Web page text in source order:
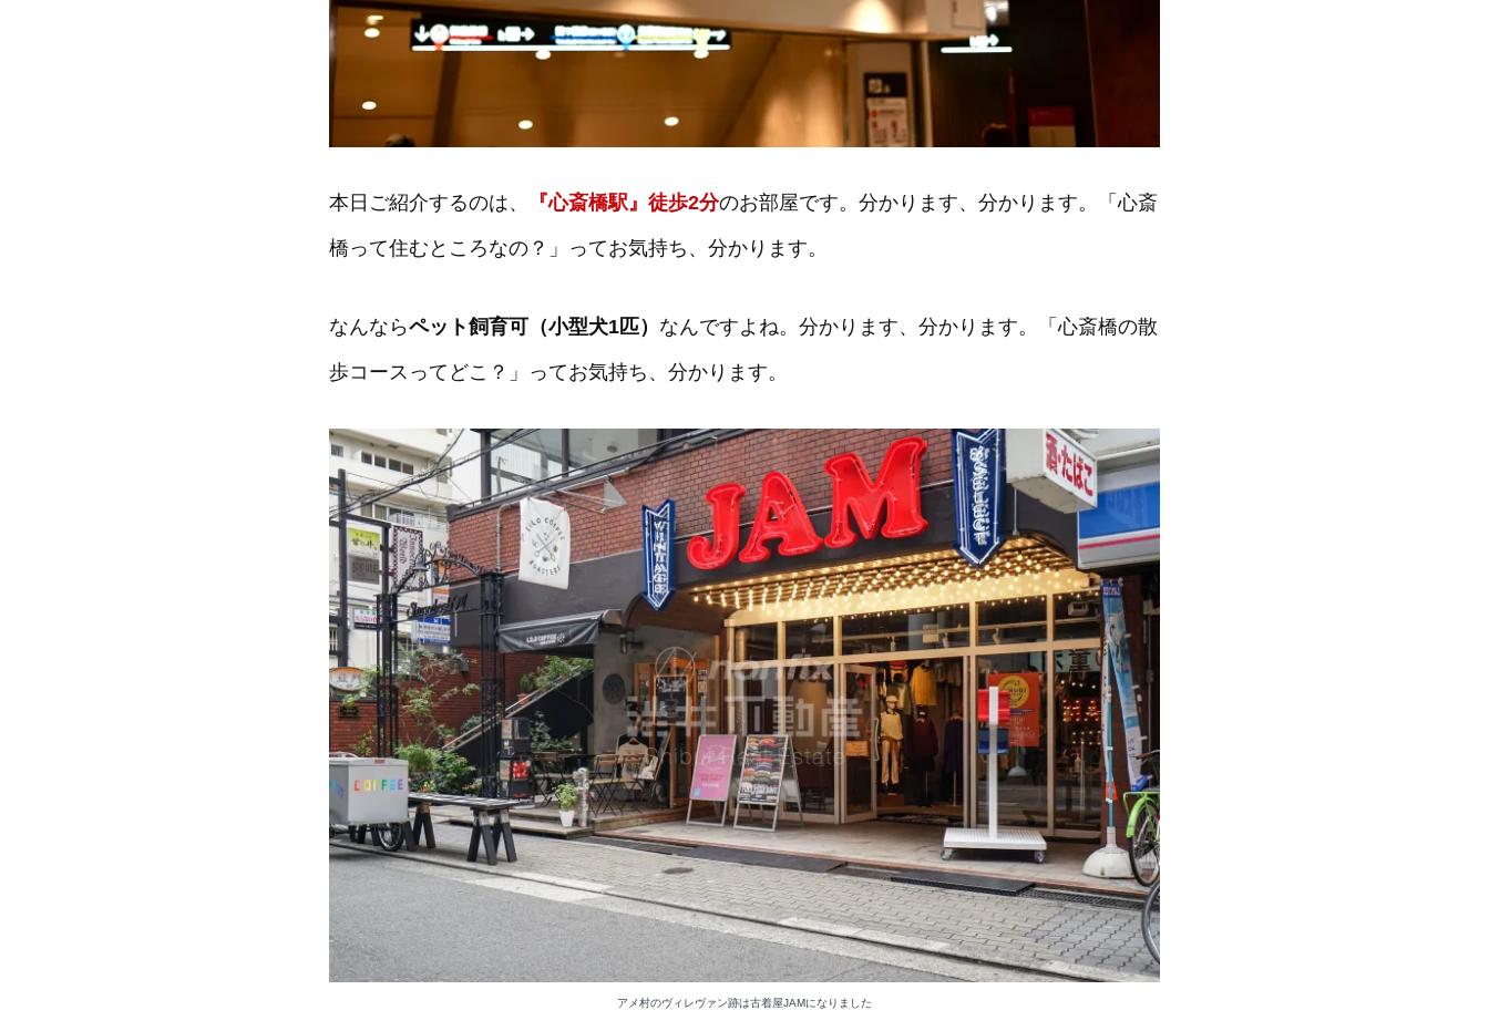
本日ご紹介するのは、 『心斎橋駅』徒歩2分のお部屋です。分かります、分かります。「心斎
橋って住むところなの？」ってお気持ち、分かります。
なんならペット飼育可（小型犬1匹） なんですよね。分かります、分かります。「心斎橋の散
歩コースってどこ？」ってお気持ち、分かります。
アメ村のヴィレヴァン跡は古着屋JAMになりました